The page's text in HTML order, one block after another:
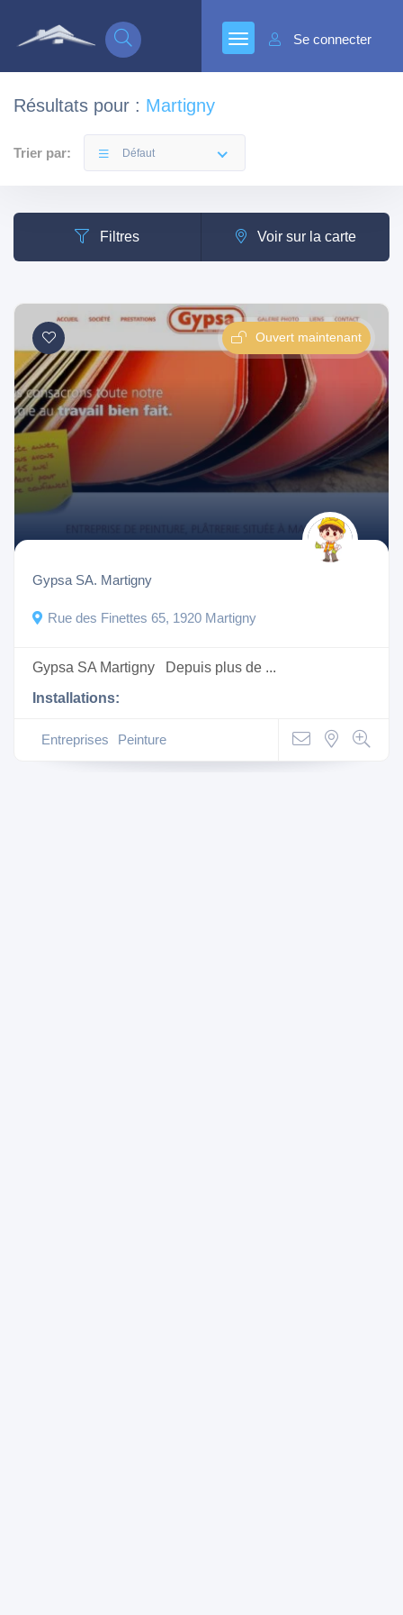
Se connecter
Résultats pour : Martigny
Trier par: Défaut
Filtres Voir sur la carte
Ouvert maintenant
Gypsa SA. Martigny
Rue des Finettes 65, 1920 Martigny
Gypsa SA Martigny Depuis plus de ...
Installations:
Entreprises Peinture